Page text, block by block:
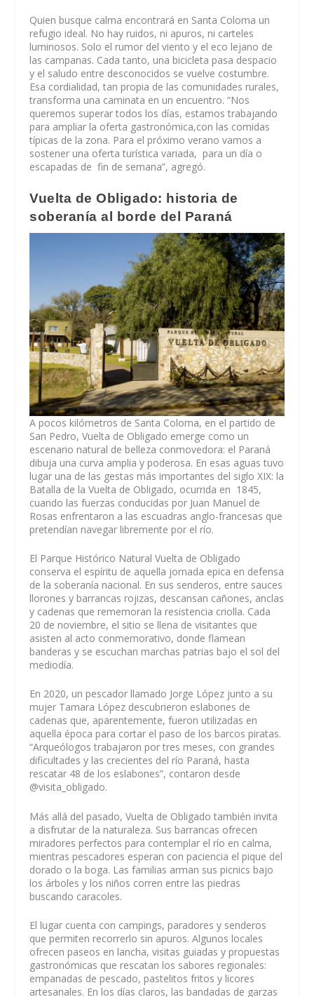
Quien busque calma encontrará en Santa Coloma un
refugio ideal. No hay ruidos, ni apuros, ni carteles
luminosos. Solo el rumor del viento y el eco lejano de
las campanas. Cada tanto, una bicicleta pasa despacio
y el saludo entre desconocidos se vuelve costumbre.
Esa cordialidad, tan propia de las comunidades rurales,
transforma una caminata en un encuentro. “Nos
queremos superar todos los días, estamos trabajando
para ampliar la oferta gastronómica,con las comidas
típicas de la zona. Para el próximo verano vamos a
sostener una oferta turística variada, para un día o
escapadas de fin de semana”, agregó.
Vuelta de Obligado: historia de
soberanía al borde del Paraná
A pocos kilómetros de Santa Coloma, en el partido de
San Pedro, Vuelta de Obligado emerge como un
escenario natural de belleza conmovedora: el Paraná
dibuja una curva amplia y poderosa. En esas aguas tuvo
lugar una de las gestas más importantes del siglo XIX: la
Batalla de la Vuelta de Obligado, ocurrida en 1845,
cuando las fuerzas conducidas por Juan Manuel de
Rosas enfrentaron a las escuadras anglo-francesas que
pretendían navegar libremente por el río.
El Parque Histórico Natural Vuelta de Obligado
conserva el espíritu de aquella jornada epica en defensa
de la soberanía nacional. En sus senderos, entre sauces
llorones y barrancas rojizas, descansan cañones, anclas
y cadenas que rememoran la resistencia criolla. Cada
20 de noviembre, el sitio se llena de visitantes que
asisten al acto conmemorativo, donde flamean
banderas y se escuchan marchas patrias bajo el sol del
mediodía.
En 2020, un pescador llamado Jorge López junto a su
mujer Tamara López descubrieron eslabones de
cadenas que, aparentemente, fueron utilizadas en
aquella época para cortar el paso de los barcos piratas.
“Arqueólogos trabajaron por tres meses, con grandes
dificultades y las crecientes del río Paraná, hasta
rescatar 48 de los eslabones”, contaron desde
@visita_obligado.
Más allá del pasado, Vuelta de Obligado también invita
a disfrutar de la naturaleza. Sus barrancas ofrecen
miradores perfectos para contemplar el río en calma,
mientras pescadores esperan con paciencia el pique del
dorado o la boga. Las familias arman sus picnics bajo
los árboles y los niños corren entre las piedras
buscando caracoles.
El lugar cuenta con campings, paradores y senderos
que permiten recorrerlo sin apuros. Algunos locales
ofrecen paseos en lancha, visitas guiadas y propuestas
gastronómicas que rescatan los sabores regionales:
empanadas de pescado, pastelitos fritos y licores
artesanales. En los días claros, las bandadas de garzas